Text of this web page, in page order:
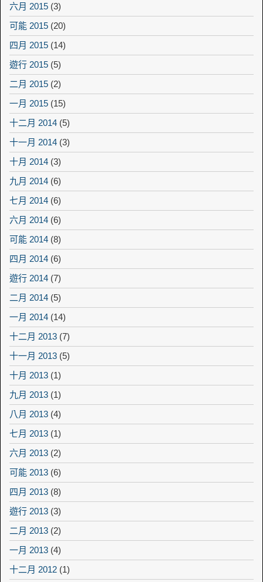
六月 2015 (3)
可能 2015 (20)
四月 2015 (14)
遊行 2015 (5)
二月 2015 (2)
一月 2015 (15)
十二月 2014 (5)
十一月 2014 (3)
十月 2014 (3)
九月 2014 (6)
七月 2014 (6)
六月 2014 (6)
可能 2014 (8)
四月 2014 (6)
遊行 2014 (7)
二月 2014 (5)
一月 2014 (14)
十二月 2013 (7)
十一月 2013 (5)
十月 2013 (1)
九月 2013 (1)
八月 2013 (4)
七月 2013 (1)
六月 2013 (2)
可能 2013 (6)
四月 2013 (8)
遊行 2013 (3)
二月 2013 (2)
一月 2013 (4)
十二月 2012 (1)